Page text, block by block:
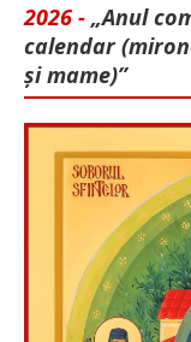
2026 - „Anul
calendar
și mame)”